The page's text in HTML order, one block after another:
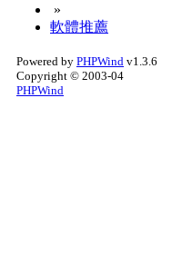
»
軟體推薦
Powered by PHPWind v1.3.6
Copyright © 2003-04
PHPWind